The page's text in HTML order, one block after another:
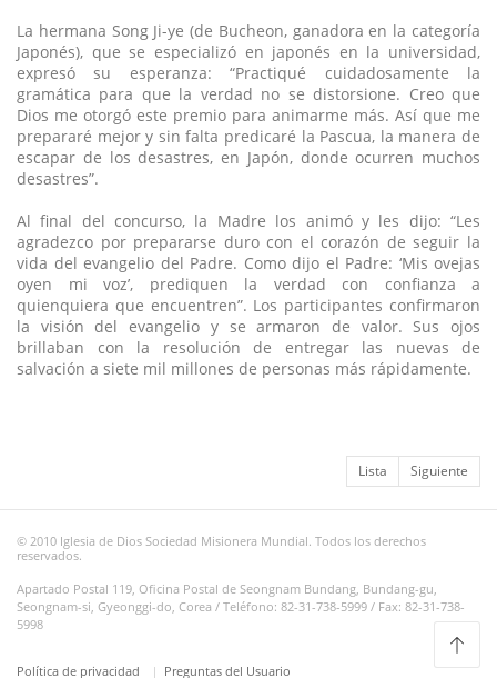
La hermana Song Ji-ye (de Bucheon, ganadora en la categoría
Japonés), que se especializó en japonés en la universidad,
expresó su esperanza: “Practiqué cuidadosamente la
gramática para que la verdad no se distorsione. Creo que
Dios me otorgó este premio para animarme más. Así que me
prepararé mejor y sin falta predicaré la Pascua, la manera de
escapar de los desastres, en Japón, donde ocurren muchos
desastres”.
Al final del concurso, la Madre los animó y les dijo: “Les
agradezco por prepararse duro con el corazón de seguir la
vida del evangelio del Padre. Como dijo el Padre: ‘Mis ovejas
oyen mi voz’, prediquen la verdad con confianza a
quienquiera que encuentren”. Los participantes confirmaron
la visión del evangelio y se armaron de valor. Sus ojos
brillaban con la resolución de entregar las nuevas de
salvación a siete mil millones de personas más rápidamente.
Lista Siguiente
© 2010 Iglesia de Dios Sociedad Misionera Mundial. Todos los derechos
reservados.
Apartado Postal 119, Oficina Postal de Seongnam Bundang, Bundang-gu,
Seongnam-si, Gyeonggi-do, Corea / Teléfono: 82-31-738-5999 / Fax: 82-31-738-
5998
Política de privacidad Preguntas del Usuario